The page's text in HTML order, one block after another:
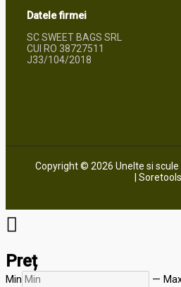
Datele firmei
SC SWEET BAGS SRL
CUI RO 38727511
J33/104/2018
Copyright © 2026 Unelte si
| Soretools
Preț
Min —